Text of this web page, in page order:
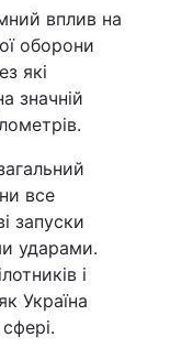
вплив на
оборони
які
значній
все
запуски
ударами.
і
Україна